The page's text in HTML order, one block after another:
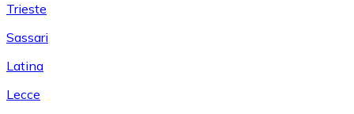
Trieste
Sassari
Latina
Lecce